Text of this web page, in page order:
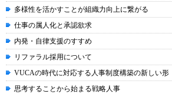
多様性を活かすことが組織力向上に繋がる
仕事の属人化と承認欲求
内発・自律支援のすすめ
リファラル採用について
VUCAの時代に対応する人事制度構築の新しい形
思考することから始まる戦略人事